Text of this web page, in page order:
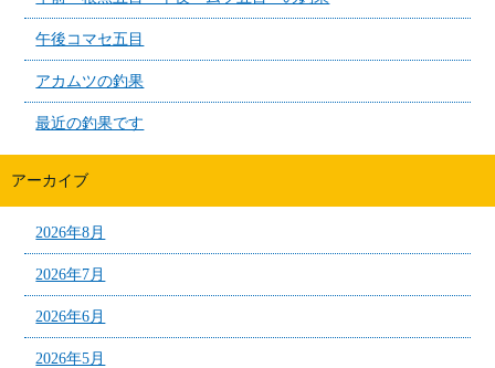
午後コマセ五目
アカムツの釣果
最近の釣果です
アーカイブ
2026年8月
2026年7月
2026年6月
2026年5月